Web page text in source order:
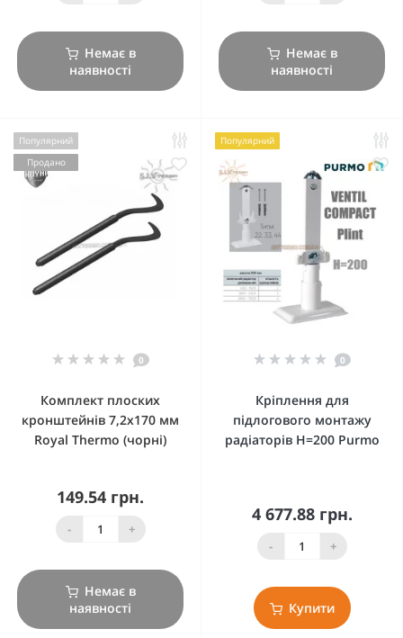
Немає в
наявності
Немає в
наявності
Популярний
Продано
0
Комплект плоских
кронштейнів 7,2х170 мм
Royal Thermo (чорні)
149.54 грн.
- +
Немає в
наявності
Популярний
0
Кріплення для
підлогового монтажу
радіаторів Н=200 Purmo
4 677.88 грн.
- +
Купити